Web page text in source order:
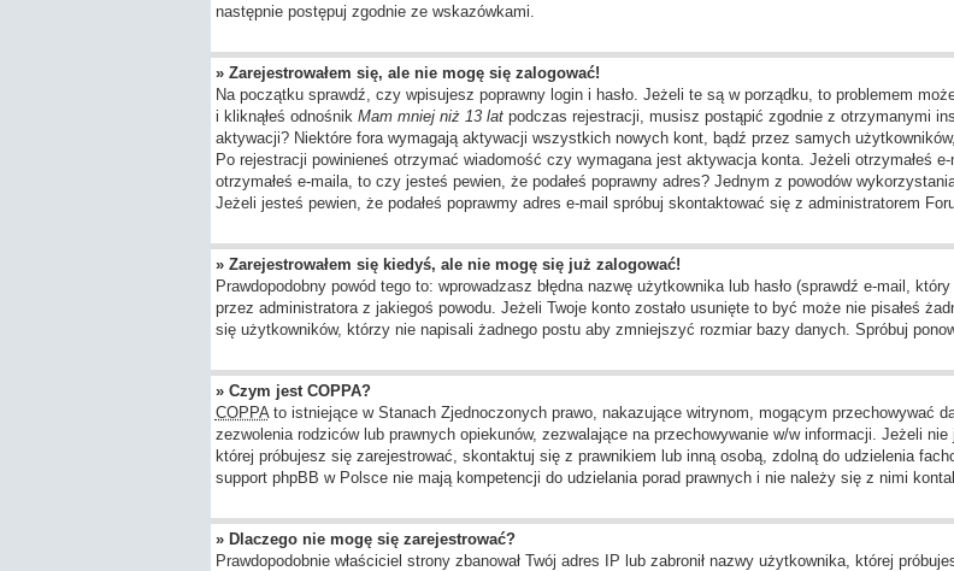
następnie postępuj zgodnie ze wskazówkami.
» Zarejestrowałem się, ale nie mogę się zalogować!
Na początku sprawdź, czy wpisujesz poprawny login i hasło. Jeżeli te są w porządku, to problemem
i kliknąłeś odnośnik Mam mniej niż 13 latpodczas rejestracji, musisz postąpić zgodnie z otrzymanymi
aktywacji? Niektóre fora wymagają aktywacji wszystkich nowych kont, bądź przez samych
Po rejestracji powinieneś otrzymać wiadomość czy wymagana jest aktywacja konta. Jeżeli otrzymałeś
otrzymałeś e-maila, to czy jesteś pewien, że podałeś poprawny adres? Jednym z powodów
Jeżeli jesteś pewien, że podałeś poprawmy adres e-mail spróbuj skontaktować się z administratorem
» Zarejestrowałem się kiedyś, ale nie mogę się już zalogować!
Prawdopodobny powód tego to: wprowadzasz błędna nazwę użytkownika lub hasło (sprawdź e-mail,
przez administratora z jakiegoś powodu. Jeżeli Twoje konto zostało usunięte to być może nie pisałeś
się użytkowników, którzy nie napisali żadnego postu aby zmniejszyć rozmiar bazy danych. Spróbuj
» Czym jest COPPA?
COPPAto istniejące w Stanach Zjednoczonych prawo, nakazujące witrynom, mogącym przechowywać
zezwolenia rodziców lub prawnych opiekunów, zezwalające na przechowywanie w/w informacji. Jeżeli
której próbujesz się zarejestrować, skontaktuj się z prawnikiem lub inną osobą, zdolną do udzielenia
support phpBB w Polsce nie mają kompetencji do udzielania porad prawnych i nie należy się z nimi
» Dlaczego nie mogę się zarejestrować?
Prawdopodobnie właściciel strony zbanował Twój adres IP lub zabronił nazwy użytkownika, której